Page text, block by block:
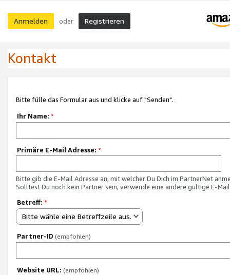
Anmelden oder Registrieren
Kontakt
Bitte fülle das Formular aus und klicke auf "Senden".
Ihr Name: *
Primäre E-Mail Adresse: *
Bitte gib die E-Mail Adresse an, mit welcher Du Dich im PartnerNet
Solltest Du noch kein Partner sein, verwende eine andere gültige E-
Betreff: *
Bitte wähle eine Betreffzeile aus.
Partner-ID (empfohlen)
Website URL: (empfohlen)